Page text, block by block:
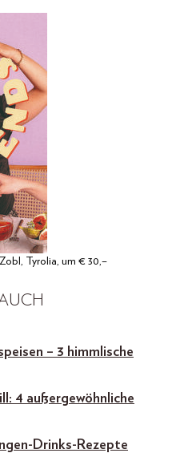
Zobl, Tyrolia, um € 30,–
– 3 himmlische
4 außergewöhnliche
Drinks-Rezepte